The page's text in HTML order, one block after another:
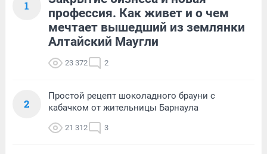
1
профессия. Как живет и о чем
мечтает вышедший из землянки
Алтайский Маугли
23 372 2
2
Простой рецепт шоколадного брауни с
кабачком от жительницы Барнаула
21 312 3